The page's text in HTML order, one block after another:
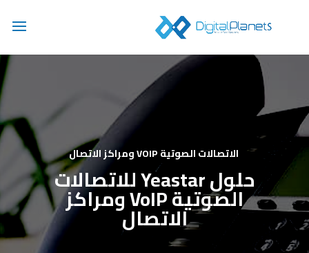
الاتصالات الصوتية VOIP ومراكز الاتصال
حلول Yeastar للاتصالات
الصوتية VoIP ومراكز
الاتصال